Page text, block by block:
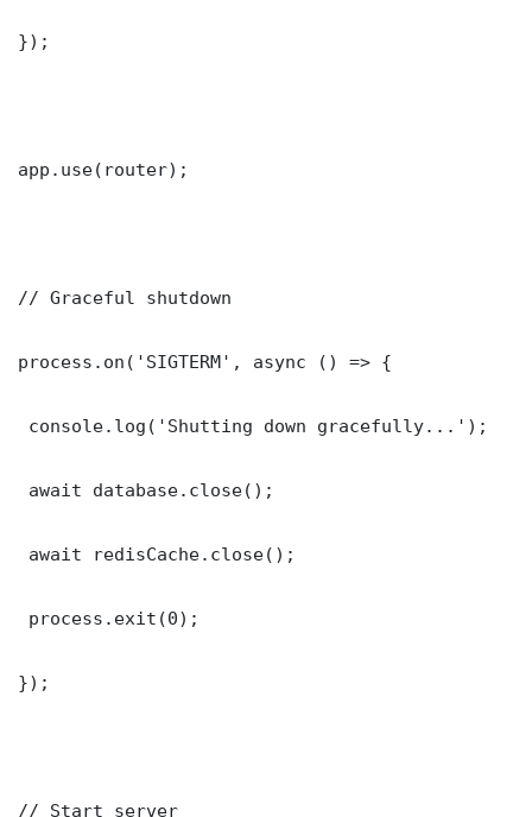
});
app.use(router);
// Graceful shutdown
process.on('SIGTERM', async () => {
console.log('Shutting down gracefully...');
await database.close();
await redisCache.close();
process.exit(0);
});
// Start server